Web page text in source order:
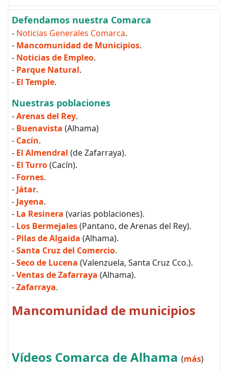
Defendamos nuestra Comarca
- Noticias Generales Comarca.
- Mancomunidad de Municipios.
- Noticias de Empleo.
- Parque Natural.
- El Temple.
Nuestras poblaciones
-Arenas del Rey.
- Buenavista (Alhama)
- Cacín.
- El Almendral (de Zafarraya).
- El Turro(Cacín).
- Fornes.
- Játar.
- Jayena.
- La Resinera (varias poblaciones).
- Los Bermejales(Pantano, de Arenas del Rey).
- Pilas de Algaida (Alhama).
-Santa Cruz del Comercio.
-Seco de Lucena (Valenzuela, Santa Cruz Cco.).
-Ventas de Zafarraya (Alhama).
-Zafarraya.
Mancomunidad de municipios
Vídeos Comarca de Alhama (más)